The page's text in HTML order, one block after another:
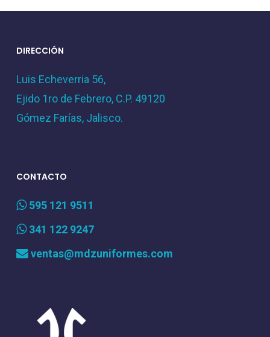
DIRECCIÓN
Luis Echeverria 56,
Ejido 1ro de Febrero, C.P. 49120
Gómez Farías, Jalisco.
CONTACTO
595 121 9511
341 122 9247
ventas@mdzuniformes.com